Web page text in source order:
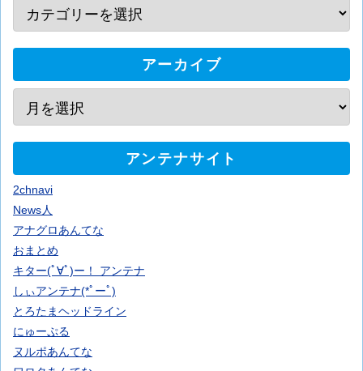
アーカイブ
アンテナサイト
2chnavi
News人
アナグロあんてな
おまとめ
キター(ﾟ∀ﾟ)ー！ アンテナ
しぃアンテナ(*ﾟーﾟ)
とろたまヘッドライン
にゅーぷる
ヌルポあんてな